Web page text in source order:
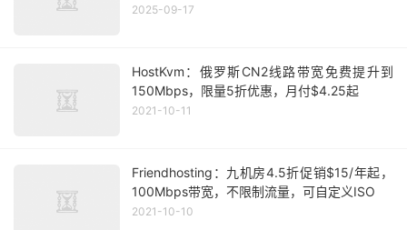
2025-09-17
HostKvm：俄罗斯CN2线路带宽免费提升到
150Mbps，限量5折优惠，月付$4.25起
2021-10-11
Friendhosting：九机房4.5折促销$15/年起，
100Mbps带宽，不限制流量，可自定义ISO
2021-10-10